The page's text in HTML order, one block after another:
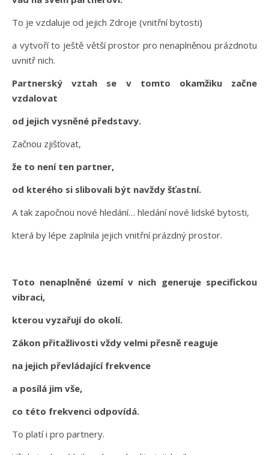
To je vzdaluje od jejich Zdroje (vnitřní bytosti)
a vytvoří to ještě větší prostor pro nenaplněnou prázdnotu
uvnitř nich.
Partnerský vztah se v tomto okamžiku začne
vzdalovat
od jejich vysněné představy.
Začnou zjišťovat,
že to není ten partner,
od kterého si slibovali být navždy šťastní.
A tak započnou nové hledání… hledání nové lidské bytosti,
která by lépe zaplnila jejich vnitřní prázdný prostor.
Toto nenaplněné území v nich generuje specifickou
vibraci,
kterou vyzařují do okolí.
Zákon přitažlivosti vždy velmi přesně reaguje
na jejich převládající frekvence
a posílá jim vše,
co této frekvenci odpovídá.
To platí i pro partnery.